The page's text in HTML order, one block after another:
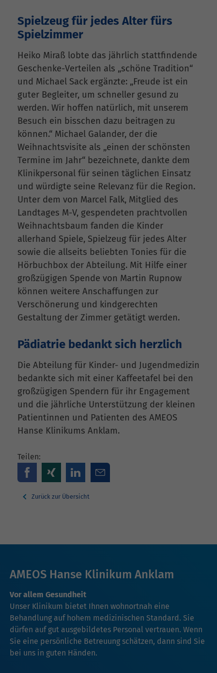
Spielzeug für jedes Alter fürs
Spielzimmer
Heiko Miraß lobte das jährlich stattfindende
Geschenke-Verteilen als „schöne Tradition“
und Michael Sack ergänzte: „Freude ist ein
guter Begleiter, um schneller gesund zu
werden. Wir hoffen natürlich, mit unserem
Besuch ein bisschen dazu beitragen zu
können.“ Michael Galander, der die
Weihnachtsvisite als „einen der schönsten
Termine im Jahr“ bezeichnete, dankte dem
Klinikpersonal für seinen täglichen Einsatz
und würdigte seine Relevanz für die Region.
Unter dem von Marcel Falk, Mitglied des
Landtages M-V, gespendeten prachtvollen
Weihnachtsbaum fanden die Kinder
allerhand Spiele, Spielzeug für jedes Alter
sowie die allseits beliebten Tonies für die
Hörbuchbox der Abteilung. Mit Hilfe einer
großzügigen Spende von Martin Rupnow
können weitere Anschaffungen zur
Verschönerung und kindgerechten
Gestaltung der Zimmer getätigt werden.
Pädiatrie bedankt sich herzlich
Die Abteilung für Kinder- und Jugendmedizin
bedankte sich mit einer Kaffeetafel bei den
großzügigen Spendern für ihr Engagement
und die jährliche Unterstützung der kleinen
Patientinnen und Patienten des AMEOS
Hanse Klinikums Anklam.
Teilen:
Zurück zur Übersicht
AMEOS Hanse Klinikum Anklam
Vor allem Gesundheit
Unser Klinikum bietet Ihnen wohnortnah eine
Behandlung auf hohem medizinischen Standard. Sie
dürfen auf gut ausgebildetes Personal vertrauen. Wenn
Sie eine persönliche Betreuung schätzen, dann sind Sie
bei uns in guten Händen.